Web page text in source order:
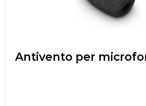
Antivento per